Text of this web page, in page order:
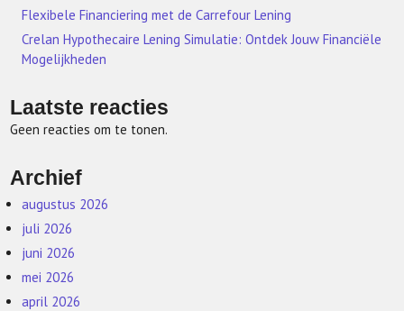
Flexibele Financiering met de Carrefour Lening
Crelan Hypothecaire Lening Simulatie: Ontdek Jouw Financiële
Mogelijkheden
Laatste reacties
Geen reacties om te tonen.
Archief
augustus 2026
juli 2026
juni 2026
mei 2026
april 2026